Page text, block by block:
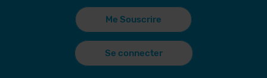
Me Souscrire
Se connecter